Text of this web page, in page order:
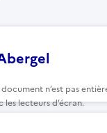
n’est pas
lecteurs d’écran.